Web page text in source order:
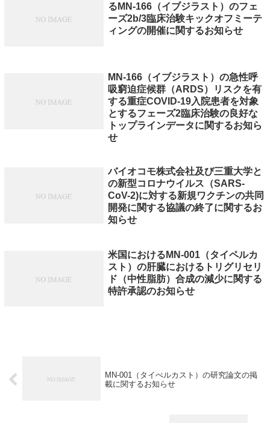
るMN-166（イブジラスト）のフェ
ーズ2b/3臨床治験キックオフミーテ
ィングの開催に関するお知らせ
MN-166（イブジラスト）の急性呼
吸窮迫症候群（ARDS）リスクを有
する重症COVID-19入院患者を対象
とするフェーズ2臨床治験の良好な
トップラインデータに関するお知ら
せ
バイオコモ株式会社及び三重大学と
の新型コロナウイルス（SARS-
CoV-2)に対する新規ワクチンの共同
開発に関する協議の終了に関するお
知らせ
米国におけるMN-001（タイペルカ
スト）の肝臓におけるトリグリセリ
ド（中性脂肪）合成の減少に関する
特許承認のお知らせ
MN-001（タイぺルカスト）の研究論文の掲
載に関するお知らせ